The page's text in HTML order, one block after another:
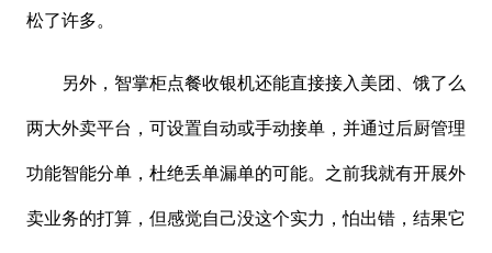
松了许多。
另外，智掌柜点餐收银机还能直接接入美团、饿了么
两大外卖平台，可设置自动或手动接单，并通过后厨管理
功能智能分单，杜绝丢单漏单的可能。之前我就有开展外
卖业务的打算，但感觉自己没这个实力，怕出错，结果它